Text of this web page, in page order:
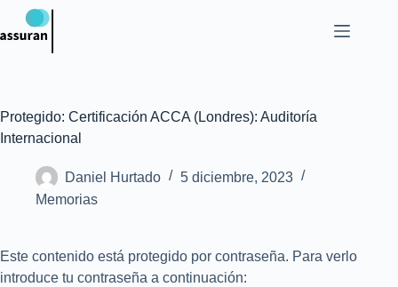
Protegido: Certificación ACCA (Londres): Auditoría
Internacional
Daniel Hurtado
5 diciembre, 2023
Memorias
Este contenido está protegido por contraseña. Para verlo
introduce tu contraseña a continuación: